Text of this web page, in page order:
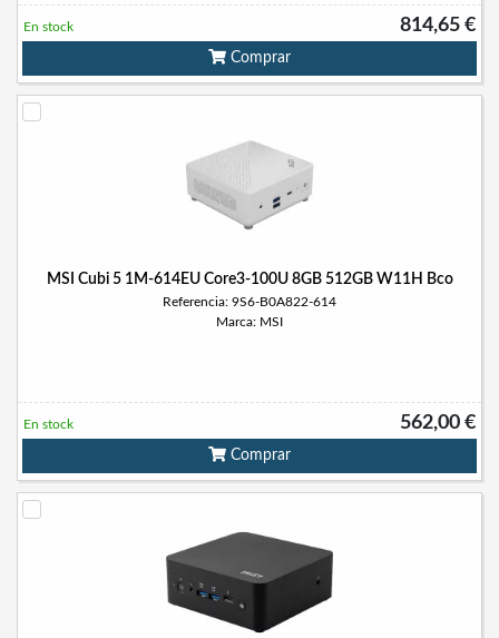
814,65 €
En stock
Comprar
MSI Cubi 5 1M-614EU Core3-100U 8GB 512GB W11H Bco
Referencia: 9S6-B0A822-614
Marca: MSI
562,00 €
En stock
Comprar